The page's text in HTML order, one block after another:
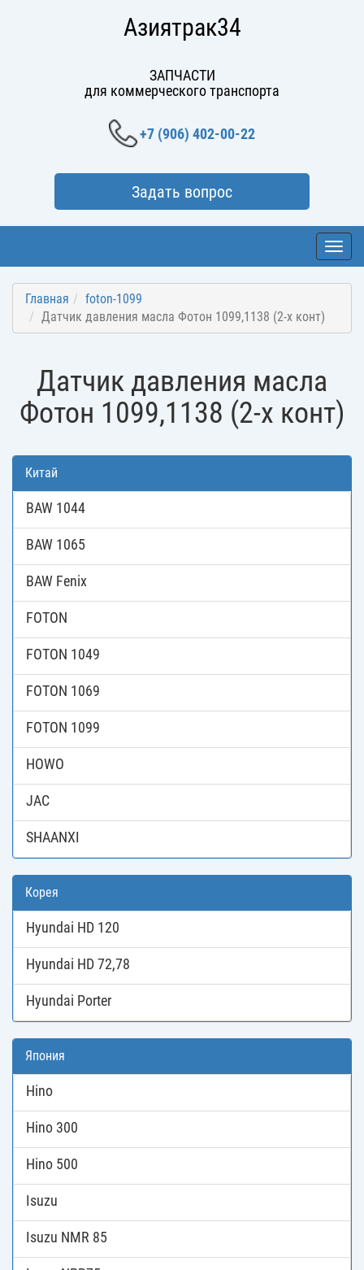
Азиятрак34
ЗАПЧАСТИ
для коммерческого транспорта
+7 (906) 402-00-22
Задать вопрос
Главная
foton-1099
Датчик давления масла Фотон 1099,1138 (2-х конт)
Датчик давления масла
Фотон 1099,1138 (2-х конт)
Китай
BAW 1044
BAW 1065
BAW Fenix
FOTON
FOTON 1049
FOTON 1069
FOTON 1099
HOWO
JAC
SHAANXI
Корея
Hyundai HD 120
Hyundai HD 72,78
Hyundai Porter
Япония
Hino
Hino 300
Hino 500
Isuzu
Isuzu NMR 85